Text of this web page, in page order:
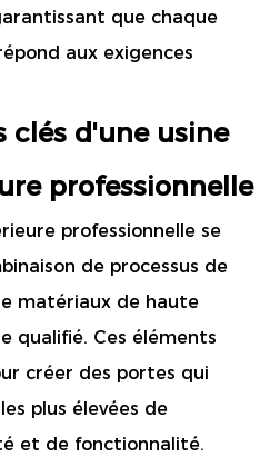
que chaque
aux exigences
clés d'une usine
professionnelle
professionnelle se
de processus de
matériaux de haute
qualifié. Ces éléments
créer des portes qui
plus élevées de
et de fonctionnalité.